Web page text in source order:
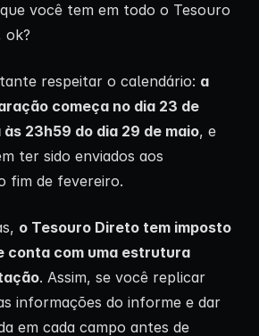
você tem em todo o Tesouro
ok?
respeitar o calendário: a
começa no dia 23 de
23h59 do dia 29 de maio, e
ter sido enviados aos
fim de fevereiro.
o Tesouro Direto tem imposto
conta com uma estrutura
. Assim, se você replicar
informações do informe e dar
em cada campo antes de